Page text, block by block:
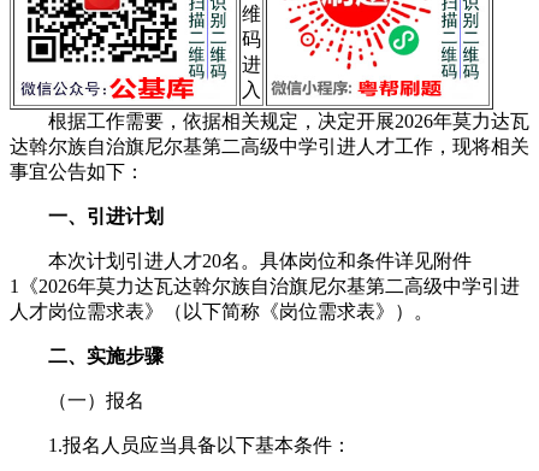
维
码
进
入
根据工作需要，依据相关规定，决定开展2026年莫力达瓦
达斡尔族自治旗尼尔基第二高级中学引进人才工作，现将相关
事宜公告如下：
一、引进计划
本次计划引进人才20名。具体岗位和条件详见附件
1《2026年莫力达瓦达斡尔族自治旗尼尔基第二高级中学引进
人才岗位需求表》（以下简称《岗位需求表》）。
二、实施步骤
（一）报名
1.报名人员应当具备以下基本条件：